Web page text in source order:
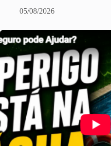
05/08/2026